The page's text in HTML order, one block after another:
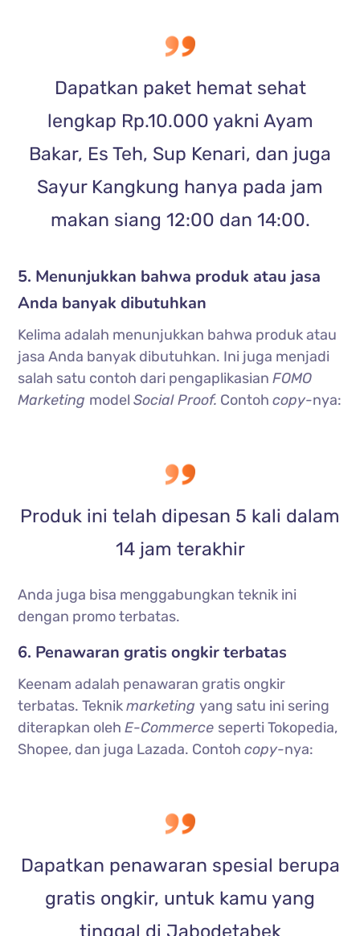
Dapatkan paket hemat sehat
lengkap Rp.10.000 yakni Ayam
Bakar, Es Teh, Sup Kenari, dan juga
Sayur Kangkung hanya pada jam
makan siang 12:00 dan 14:00.
5. Menunjukkan bahwa produk atau jasa
Anda banyak dibutuhkan
Kelima adalah menunjukkan bahwa produk atau
jasa Anda banyak dibutuhkan. Ini juga menjadi
salah satu contoh dari pengaplikasianFOMO
Marketing modelSocial Proof. Contohcopy-nya:
Produk ini telah dipesan 5 kali dalam
14 jam terakhir
Anda juga bisa menggabungkan teknik ini
dengan promo terbatas.
6. Penawaran gratis ongkir terbatas
Keenam adalah penawaran gratis ongkir
terbatas. Teknikmarketingyang satu ini sering
diterapkan olehE-Commerce seperti Tokopedia,
Shopee, dan juga Lazada. Contohcopy-nya:
Dapatkan penawaran spesial berupa
gratis ongkir, untuk kamu yang
tinggal di Jabodetabek